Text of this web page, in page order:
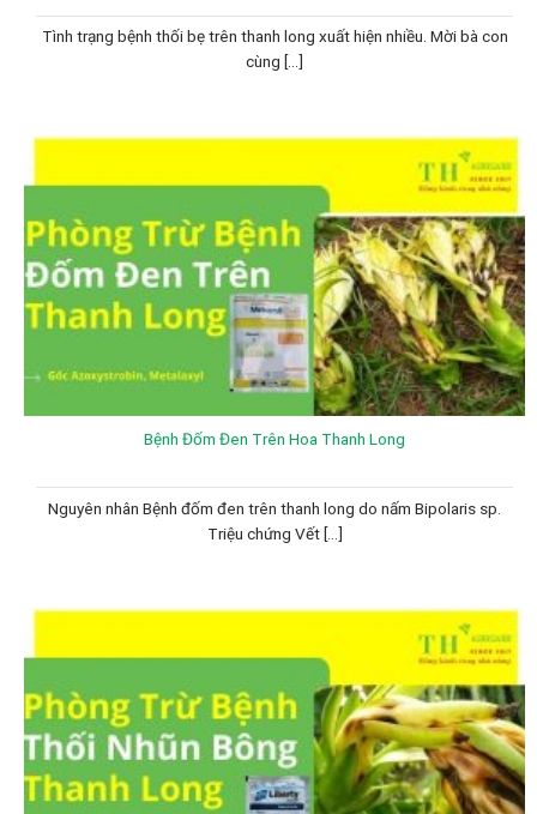
Tình trạng bệnh thối bẹ trên thanh long xuất hiện nhiều. Mời bà con
cùng [...]
Bệnh Đốm Đen Trên Hoa Thanh Long
Nguyên nhân Bệnh đốm đen trên thanh long do nấm Bipolaris sp.
Triệu chứng Vết [...]